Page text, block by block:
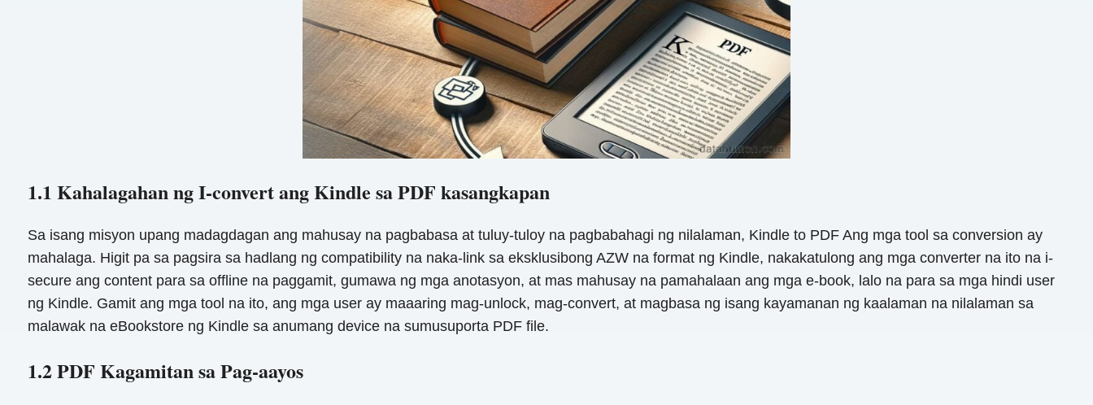
1.1 Kahalagahan ng I-convert ang Kindle sa PDF kasangkapan
Sa isang misyon upang madagdagan ang mahusay na pagbabasa at tuluy-tuloy na pagbabahagi ng nilalaman, Kindle to PDF Ang mga tool sa conversion ay
mahalaga. Higit pa sa pagsira sa hadlang ng compatibility na naka-link sa eksklusibong AZW na format ng Kindle, nakakatulong ang mga converter na ito na i-
secure ang content para sa offline na paggamit, gumawa ng mga anotasyon, at mas mahusay na pamahalaan ang mga e-book, lalo na para sa mga hindi user
ng Kindle. Gamit ang mga tool na ito, ang mga user ay maaaring mag-unlock, mag-convert, at magbasa ng isang kayamanan ng kaalaman na nilalaman sa
malawak na eBookstore ng Kindle sa anumang device na sumusuporta PDF file.
1.2 PDF Kagamitan sa Pag-aayos